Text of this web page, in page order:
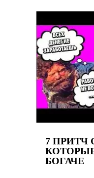
7 ПРИТЧ
БОГАЧЕ